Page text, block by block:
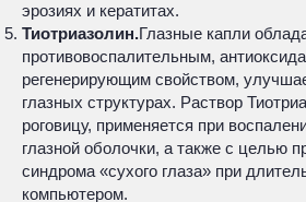
эрозиях и кератитах.
Тиотриазолин.Глазные капли
противовоспалительным,
регенерирующим свойством,
глазных структурах. Раствор
роговицу, применяется при
глазной оболочки, а также с целью
синдрома «сухого глаза» при
компьютером.